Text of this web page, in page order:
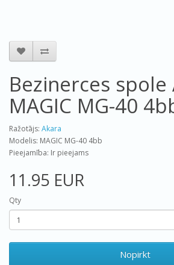
Bezinerces spole
MAGIC MG-40
Ražotājs: Akara
Modelis: MAGIC MG-40 4bb
Pieejamība: Ir pieejams
11.95 EUR
Qty
Nopirkt